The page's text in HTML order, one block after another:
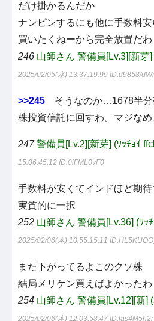
だけ掛かるんだか
ナンピンするにも他に手数料
買いたくねーから完全放置だわ
246 山師さん 警備員[Lv.3][新芽
2025/02/05(水) 13:37:19.99 ID:d9858/dWr
>>245 そうなのか…1678半分
株投資信託に回すわ。マジなめ
247 警備員[Lv.2][新芽] (ﾜｯﾁｮｲ
15:06:45.12 ID:0iFML0vF0
手数料が安くてインドほど期
実質的に一択
252 山師さん 警備員[Lv.36] (ﾜｯ
2025/02/06(木) 10:55:15.11
また下がってるよこのクソ株
結局メリケン買えばよかったわ
254 山師さん 警備員[Lv.12][新]
2025/02/06(木) 12:03:58.47 ID:las4M5h2r